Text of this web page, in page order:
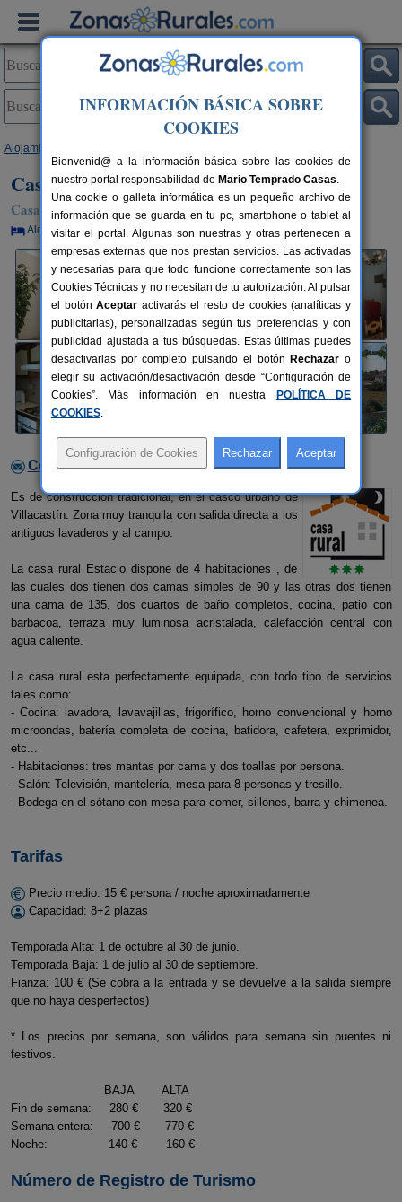
Alojamientos
Casa Estacio
Casa Rural en Villacastín (Segovia)
Alquiler por habitaciones 8+2 plazas 38 km de Segovia
Contactar con el alojamiento
Es de construcción tradicional, en el casco urbano de
Villacastín. Zona muy tranquila con salida directa a los
antiguos lavaderos y al campo.
La casa rural Estacio dispone de 4 habitaciones , de
las cuales dos tienen dos camas simples de 90 y las otras dos tienen
una cama de 135, dos cuartos de baño completos, cocina, patio con
barbacoa, terraza muy luminosa acristalada, calefacción central con
agua caliente.
La casa rural esta perfectamente equipada, con todo tipo de servicios
tales como:
- Cocina: lavadora, lavavajillas, frigorífico, horno convencional y horno
microondas, batería completa de cocina, batidora, cafetera, exprimidor,
etc...
- Habitaciones: tres mantas por cama y dos toallas por persona.
- Salón: Televisión, mantelería, mesa para 8 personas y tresillo.
- Bodega en el sótano con mesa para comer, sillones, barra y chimenea.
Tarifas
Precio medio: 15 € persona / noche aproximadamente
Capacidad: 8+2 plazas
Temporada Alta: 1 de octubre al 30 de junio.
Temporada Baja: 1 de julio al 30 de septiembre.
Fianza: 100 € (Se cobra a la entrada y se devuelve a la salida siempre
que no haya desperfectos)
* Los precios por semana, son válidos para semana sin puentes ni
festivos.
BAJA ALTA
Fin de semana: 280 € 320 €
Semana entera: 700 € 770 €
Noche: 140 € 160 €
Número de Registro de Turismo
INFORMACIÓN BÁSICA SOBRE
COOKIES
Bienvenid@ a la información básica sobre las cookies de
nuestro portal responsabilidad de Mario Temprado Casas.
Una cookie o galleta informática es un pequeño archivo de
información que se guarda en tu pc, smartphone o tablet al
visitar el portal. Algunas son nuestras y otras pertenecen a
empresas externas que nos prestan servicios. Las activadas
y necesarias para que todo funcione correctamente son las
Cookies Técnicas y no necesitan de tu autorización. Al pulsar
el botónAceptar activarás el resto de cookies (analíticas y
publicitarias), personalizadas según tus preferencias y con
publicidad ajustada a tus búsquedas. Estas últimas puedes
desactivarlas por completo pulsando el botón Rechazar o
elegir su activación/desactivación desde “Configuración de
Cookies”. Más información en nuestra
POLÍTICA DE
COOKIES.